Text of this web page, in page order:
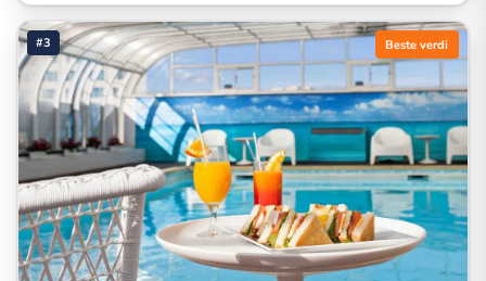
#3 Beste verdi